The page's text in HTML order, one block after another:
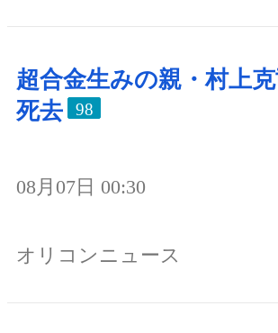
超合金生みの親・村上
死去
98
08月07日 00:30
オリコンニュース